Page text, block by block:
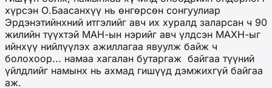
хүрсэн О.Баасанхүү нь өнгөрсөн сонгуулиар
Эрдэнэтийнхний итгэлийг авч их хуралд заларсан ч 90
жилийн түүхтэй МАН-ын нэрийг авч үлдсэн МАХН-ыг
ийнхүү нийлүүлэх ажиллагаа явуулж байж ч
болохоор... намаа хагалан бутаргаж байгаа түүний
үйлдлийг намынх нь ахмад гишүүд дэмжихгүй байгаа
аж.